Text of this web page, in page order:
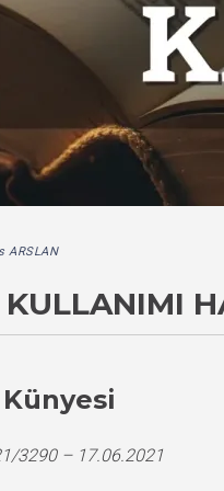
ARSLAN
3290 – 17.06.2021